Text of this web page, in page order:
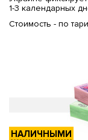
1-3 календарных
Стоимость - по
НАЛИЧНЫМИ